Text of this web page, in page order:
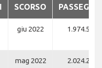
SCORSO
giu 2022 1.974.594
mag 2022 2.024.202